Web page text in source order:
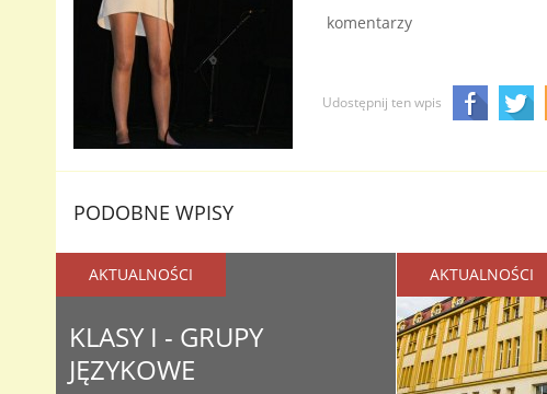
komentarzy
Udostępnij ten wpis
PODOBNE WPISY
AKTUALNOŚCI
KLASY I - GRUPY
JĘZYKOWE
AKTUALNOŚCI